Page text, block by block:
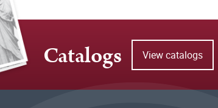
Catalogs View catalogs